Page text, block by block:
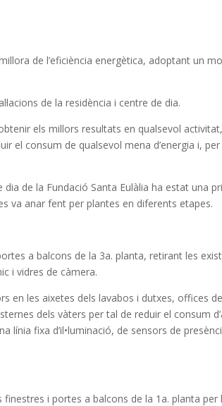
de l’eficiència energètica, adoptant un
de la residència i centre de dia.
els millors resultats en qualsevol activitat,
el consum de qualsevol mena d’energia i,
dia de la Fundació Santa Eulàlia ha estat una
va anar fent per plantes en diferents etapes.
a balcons de la 3a. planta, retirant les
i vidres de càmera.
en les aixetes dels lavabos i dutxes, offices
dels vàters per tal de reduir el consum
línia fixa d’il•luminació, de sensors de
finestres i portes a balcons de la 1a. planta per